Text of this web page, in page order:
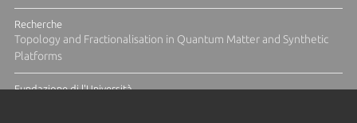
Recherche
Topology and Fractionalisation in Quantum Matter and Synthetic
Platforms
Fundazione di l'Università